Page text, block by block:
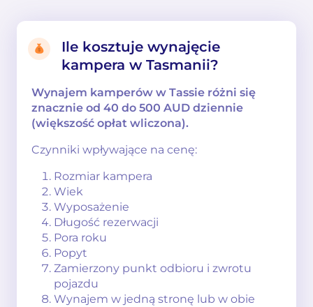
Ile kosztuje wynajęcie
kampera w Tasmanii?
Wynajem kamperów w Tassie różni się
znacznie od 40 do 500 AUD dziennie
(większość opłat wliczona).
Czynniki wpływające na cenę:
Rozmiar kampera
Wiek
Wyposażenie
Długość rezerwacji
Pora roku
Popyt
Zamierzony punkt odbioru i zwrotu
pojazdu
Wynajem w jedną stronę lub w obie